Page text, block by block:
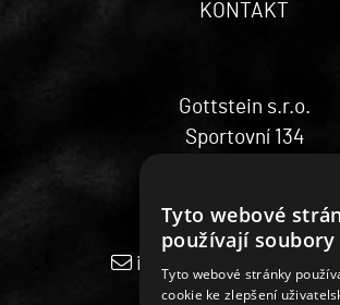
KONTAKT
Gottstein s.r.o.
Sportovní 134
+420 704 271 971
Tyto webové
používají soubory
Tyto webové stránky
cookie ke zlepšení